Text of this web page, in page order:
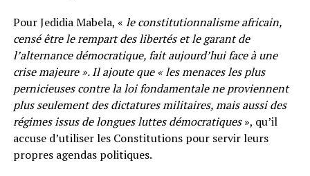
Pour Jedidia Mabela, « le constitutionnalisme africain,
censé être le rempart des libertés et le garant de
l’alternance démocratique, fait aujourd’hui face à une
crise majeure ». Il ajoute que « les menaces les plus
pernicieuses contre la loi fondamentale ne proviennent
plus seulement des dictatures militaires, mais aussi des
régimes issus de longues luttes démocratiques», qu’il
accuse d’utiliser les Constitutions pour servir leurs
propres agendas politiques.